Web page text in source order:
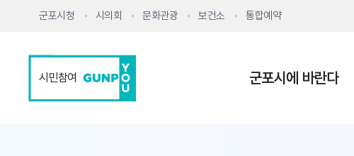
군포시청 시의회 문화관광 보건소 통합예약
시민참여 군포시에 바란다